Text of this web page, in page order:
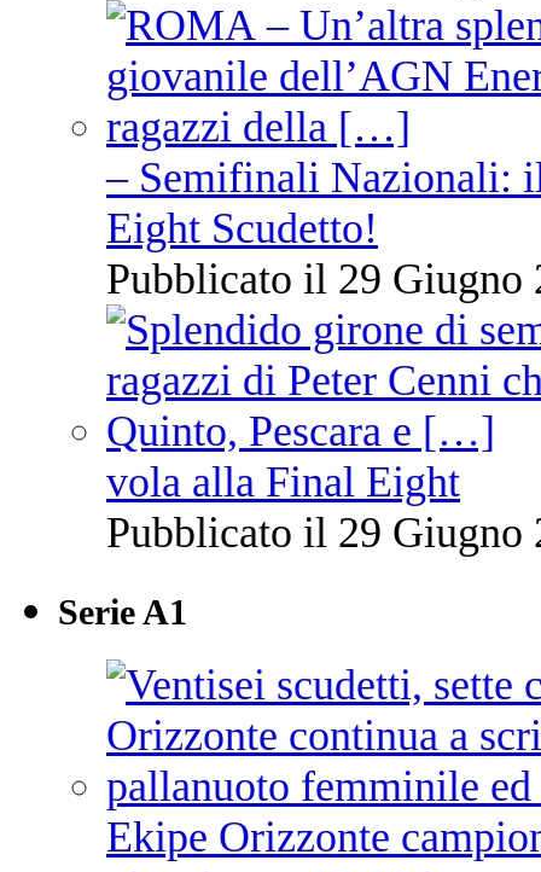
– Semifinali Nazionali:
Eight Scudetto!
Pubblicato il 29 Giugno
vola alla Final Eight
Pubblicato il 29 Giugno
Serie A1
Ekipe Orizzonte